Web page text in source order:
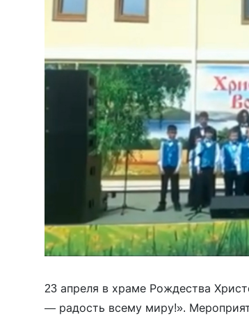
23 апреля в храме Рождества
— радость всему миру!».